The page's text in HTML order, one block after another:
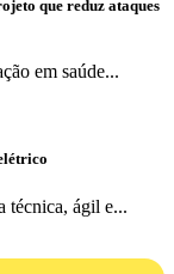
que reduz ataques
em saúde...
técnica, ágil e...